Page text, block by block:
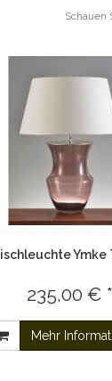
Schauen
Ymke
235,00 € *
Mehr